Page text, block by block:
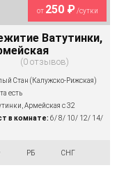
от 250 ₽ /сутки
Ватутинки,
0 отзывов
Стан (Калужско-Рижская)
есть
Армейская с 32
в комнате: 6/ 8/ 10/ 12/ 14/
РБ СНГ